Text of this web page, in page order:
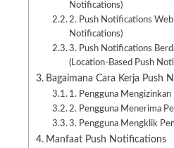
Notifications)
2. Push Notifications Web
Notifications)
3. Push Notifications
(Location-Based Push
Bagaimana Cara Kerja Push
1. Pengguna
2. Pengguna Menerima
3. Pengguna Mengklik
Manfaat Push Notifications